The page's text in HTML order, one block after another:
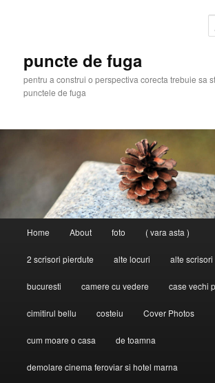
puncte de fuga
pentru a construi o perspectiva corecta trebuie sa
punctele de fuga
Home About foto ( vara asta )
2 scrisori pierdute alte locuri alte
bucuresti camere cu vedere case vechi
cimitirul bellu costeiu Cover Photos
cum moare o casa de toamna
demolare cinema feroviar si hotel marna